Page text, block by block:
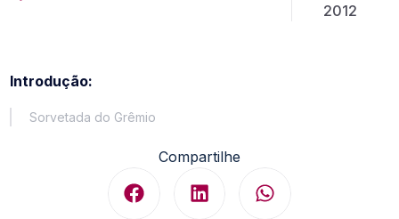
2012
Introdução:
Sorvetada do Grêmio
Compartilhe